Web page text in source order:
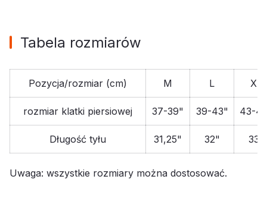
Tabela rozmiarów
Pozycja/rozmiar (cm) M L XL
rozmiar klatki piersiowej 37-39" 39-43" 43-
Długość tyłu 31,25" 32" 33"
Uwaga: wszystkie rozmiary można dostosować.